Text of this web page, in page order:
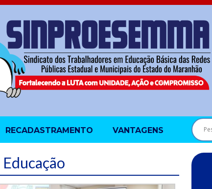
RECADASTRAMENTO VANTAGENS